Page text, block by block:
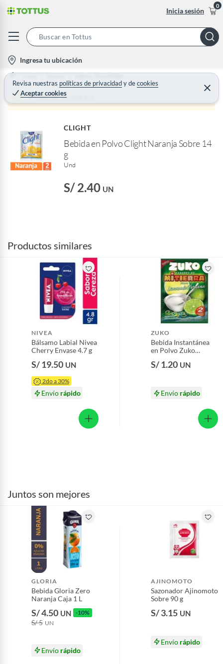
Inicia sesión
0
h
o
t
Ingresa tu ubicación
Revisa nuestras políticas de privacidadydecookies
Aceptar cookies
C
e
r
Home Bebidas Jugos y Tes Liquidos
Producto sin stock :(
CLIGHT
Bebida en Polvo Clight Naranja Sobre 14
g
Und
S/ 2.40 UN
Productos similares
NIVEA
Bálsamo Labial Nivea
Cherry Envase 4.7 g
S/ 19.50 UN
2do a 30%
Envío rápido
ZUKO
Bebida Instantánea
en Polvo Zuko
S/ 1.20 UN
Envío rápido
Juntos son mejores
GLORIA
Bebida Gloria Zero
Naranja Caja 1 L
S/ 4.50 UN -10%
S/ 5 UN
Envío rápido
AJINOMOTO
Sazonador Ajinomoto
Sobre 90 g
S/ 3.15 UN
Envío rápido